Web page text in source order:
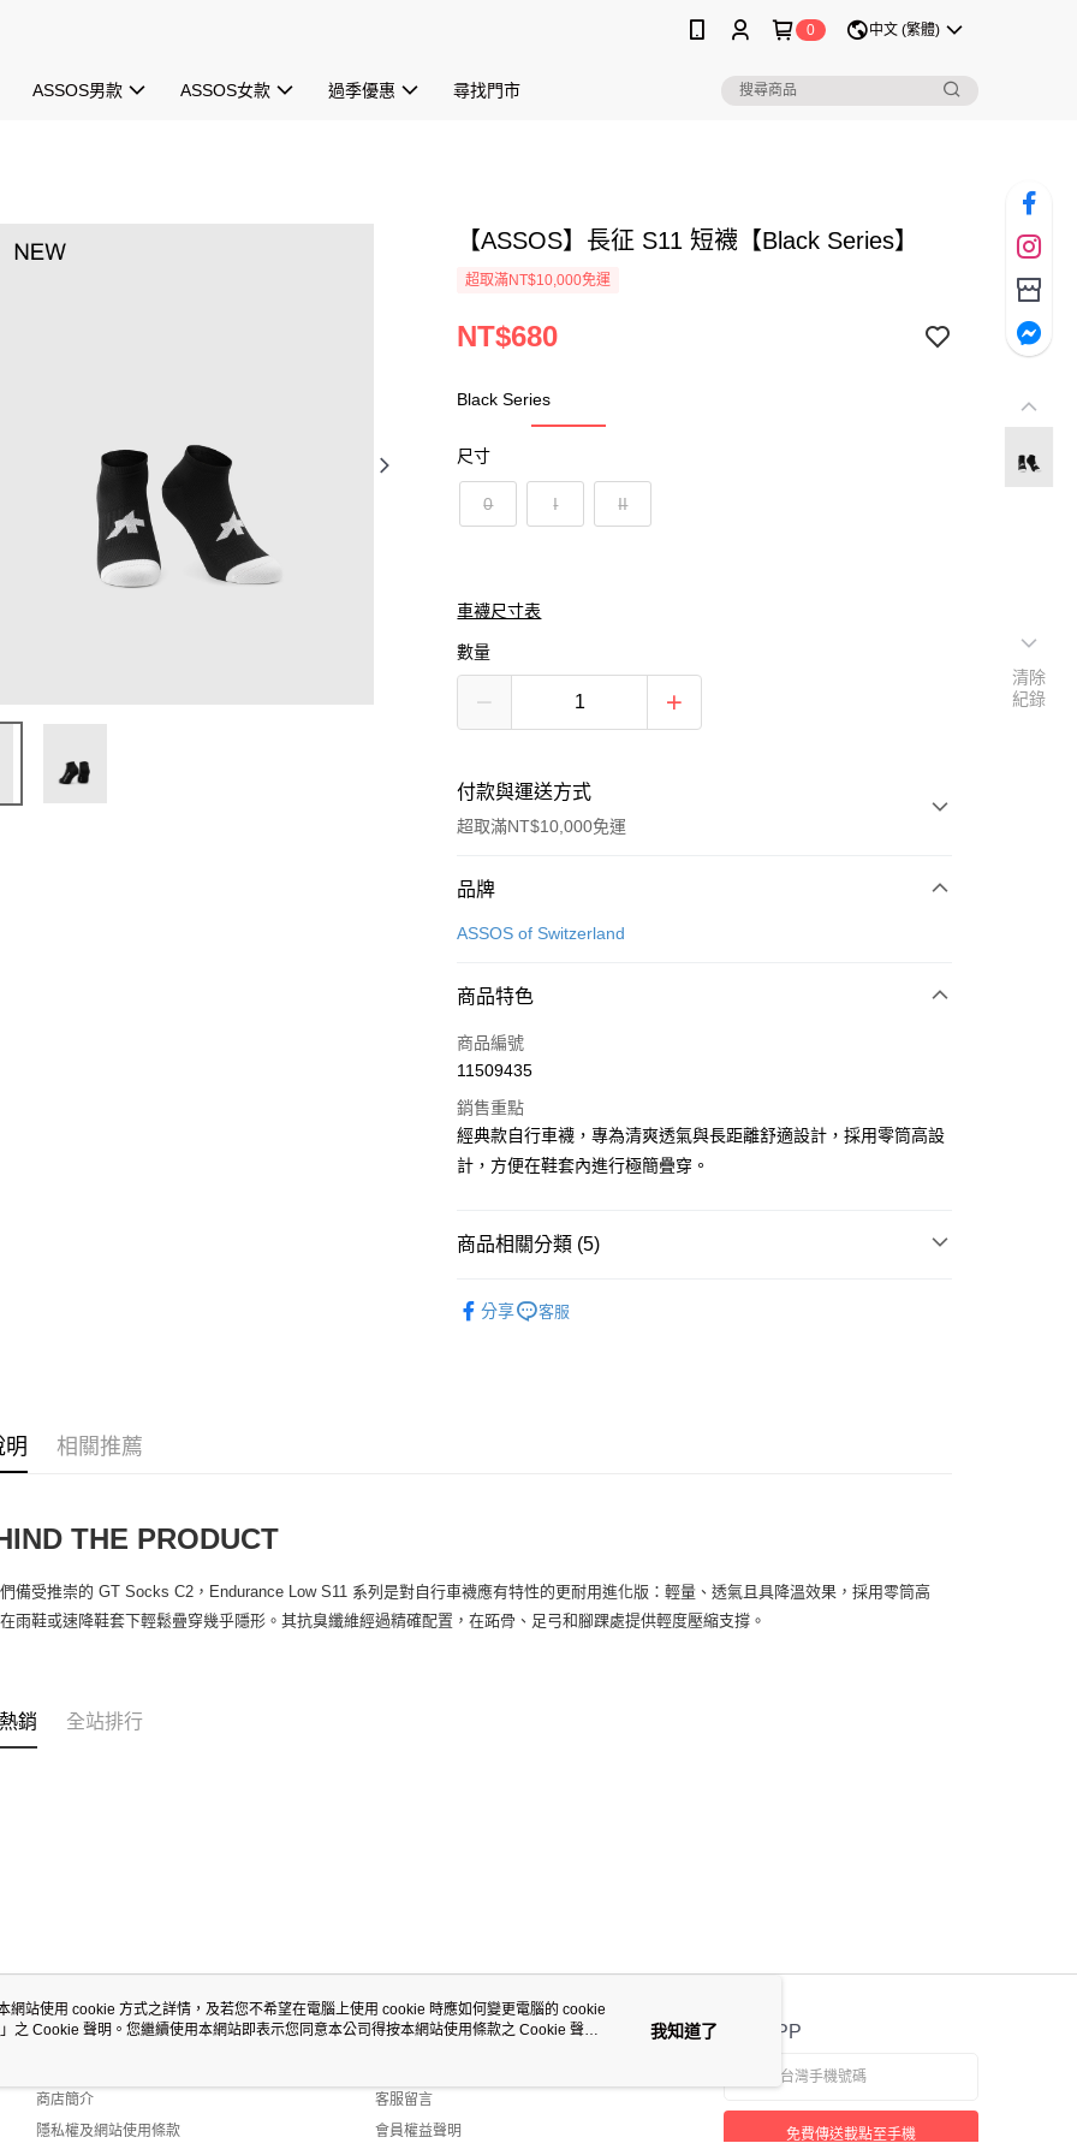
0 中文 (繁體)
ASSOS男款 ASSOS女款 過季優惠 尋找門市
【ASSOS】長征 S11 短襪【Black Series】
超取滿NT$10,000免運
NT$680
Black Series
尺寸
0 I II
車襪尺寸表
數量
付款與運送方式
超取滿NT$10,000免運
付款方式
信用卡一次付款
運送方式
全家取貨付款
每筆NT$90
付款後全家取貨
7-11取貨付款
品牌
ASSOS of Switzerland
商品特色
商品編號
11509435
銷售重點
經典款自行車襪，專為清爽透氣與長距離舒適設計，採用零筒高設
計，方便在鞋套內進行極簡疊穿。
商品相關分類 (5)
分享 客服
明 相關推薦
THE PRODUCT
備受推崇的 GT Socks C2，Endurance Low S11 系列是對自行車襪應有特性的更耐用進化版：輕量、透氣且具降溫效果，採用零筒高
雨鞋或速降鞋套下輕鬆疊穿幾乎隱形。其抗臭纖維經過精確配置，在跖骨、足弓和腳踝處提供輕度壓縮支撐。
銷 全站排行
關於我們
商店簡介
隱私權及網站使用條款
客服資訊
客服留言
會員權益聲明
官方APP
免費傳送載點至手機
清除
紀錄
網站使用 cookie 方式之詳情，及若您不希望在電腦上使用 cookie 時應如何變更電腦的 cookie
」之 Cookie 聲明。您繼續使用本網站即表示您同意本公司得按本網站使用條款之 Cookie 聲明
我知道了